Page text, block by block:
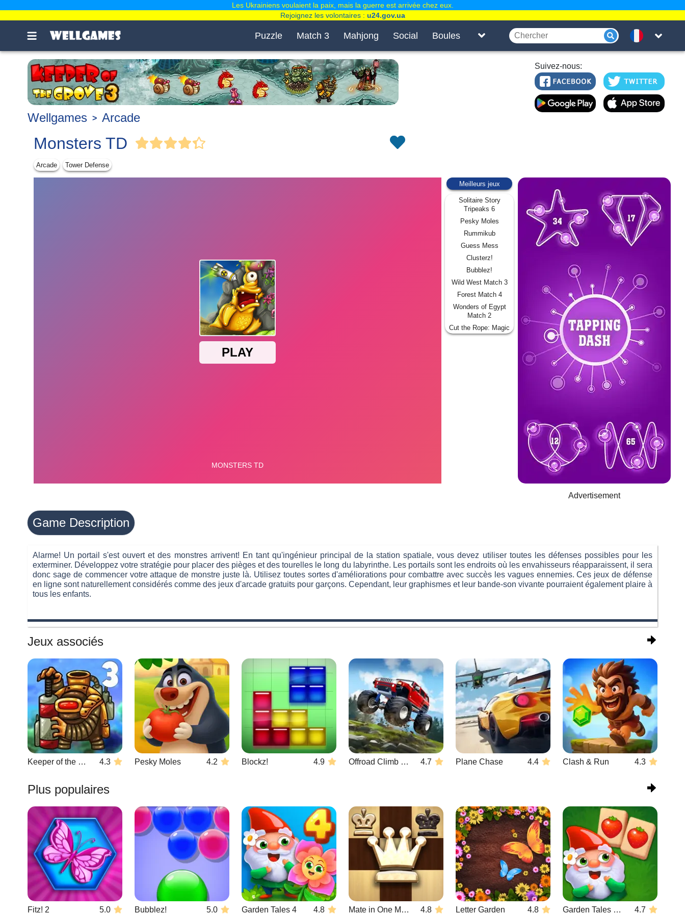
Puzzle Match 3 Mahjong Social Boules
Suivez-nous:
Wellgames Arcade
Monsters TD
Arcade Tower Defense
Meilleurs jeux
Solitaire Story
Tripeaks 6
Pesky Moles
Rummikub
Guess Mess
Clusterz!
Bubblez!
Wild West Match 3
Forest Match 4
Wonders of Egypt
Match 2
Cut the Rope: Magic
Advertisement
Game Description
Alarme! Un portail s'est ouvert et des monstres arrivent! En tant qu'ingénieur principal de la station spatiale, vous devez utiliser toutes les défenses possibles pour les
exterminer. Développez votre stratégie pour placer des pièges et des tourelles le long du labyrinthe. Les portails sont les endroits où les envahisseurs réapparaissent, il sera
donc sage de commencer votre attaque de monstre juste là. Utilisez toutes sortes d'améliorations pour combattre avec succès les vagues ennemies. Ces jeux de défense
en ligne sont naturellement considérés comme des jeux d'arcade gratuits pour garçons. Cependant, leur graphismes et leur bande-son vivante pourraient également plaire à
tous les enfants.
Jeux associés
Keeper of the Grove 3 4.3 Pesky Moles 4.2 Blockz! 4.9 Offroad Climb 4x4 4.7 Plane Chase 4.4 Clash & Run 4.3
Plus populaires
Fitz! 2 5.0 Bubblez! 5.0 Garden Tales 4 4.8 Mate in One Move 4.8 Letter Garden 4.8 Garden Tales Mahjong 4.7
Les Ukrainiens voulaient la paix, mais la guerre est arrivée chez eux.
Rejoignez les volontaires : u24.gov.ua